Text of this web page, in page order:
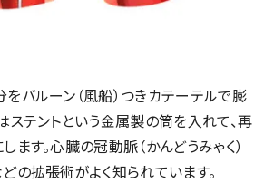
バルーン（風船）つきカテーテルで膨
ステントという金属製の筒を入れて、再
ます。心臓の冠動脈（かんどうみゃく）
の拡張術がよく知られています。